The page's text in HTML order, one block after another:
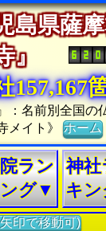
島県薩
』
157,167
：名前別全国の
メイト》ホーム
ラン
グ▼
神
キ
印で移動可)